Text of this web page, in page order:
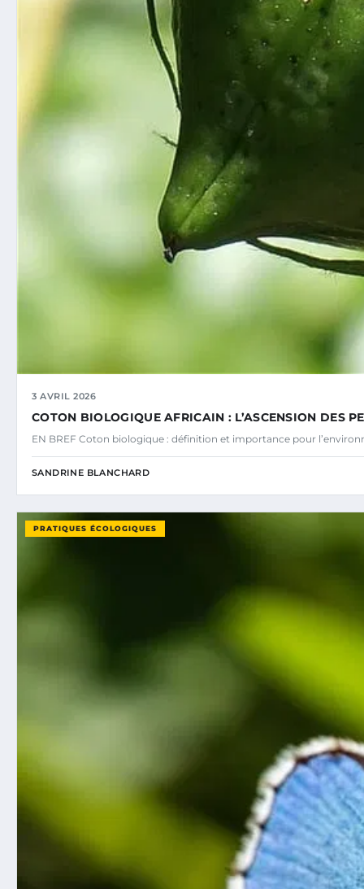
3 AVRIL 2026
COTON BIOLOGIQUE AFRICAIN : L’ASCENSION DES
EN BREF Coton biologique : définition et importance pour
SANDRINE BLANCHARD
PRATIQUES ÉCOLOGIQUES